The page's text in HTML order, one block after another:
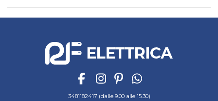
3481182417 (dalle 9.00 alle 15.30)